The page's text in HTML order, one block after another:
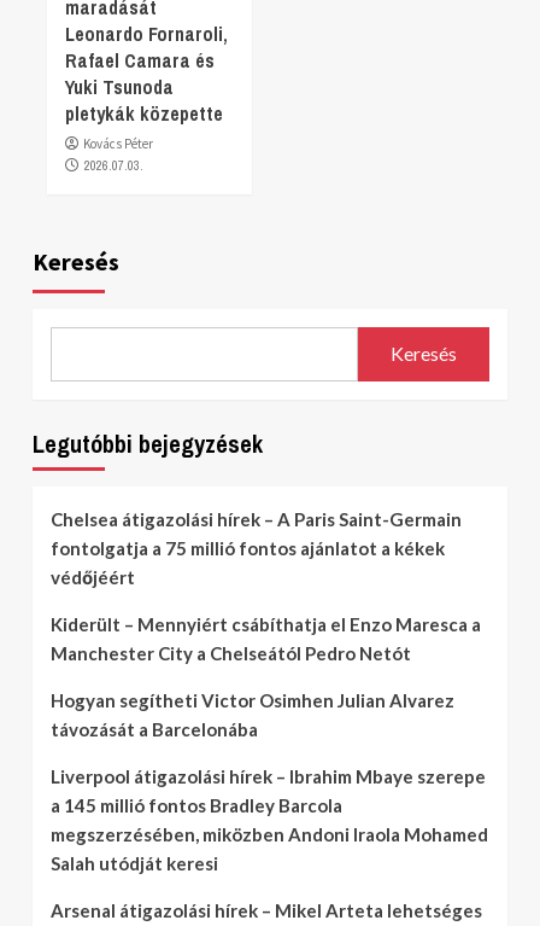
maradását
Leonardo Fornaroli,
Rafael Camara és
Yuki Tsunoda
pletykák közepette
Kovács Péter
2026.07.03.
Keresés
Keresés
Legutóbbi bejegyzések
Chelsea átigazolási hírek – A Paris Saint-Germain
fontolgatja a 75 millió fontos ajánlatot a kékek
védőjéért
Kiderült – Mennyiért csábíthatja el Enzo Maresca a
Manchester City a Chelseától Pedro Netót
Hogyan segítheti Victor Osimhen Julian Alvarez
távozását a Barcelonába
Liverpool átigazolási hírek – Ibrahim Mbaye szerepe
a 145 millió fontos Bradley Barcola
megszerzésében, miközben Andoni Iraola Mohamed
Salah utódját keresi
Arsenal átigazolási hírek – Mikel Arteta lehetséges